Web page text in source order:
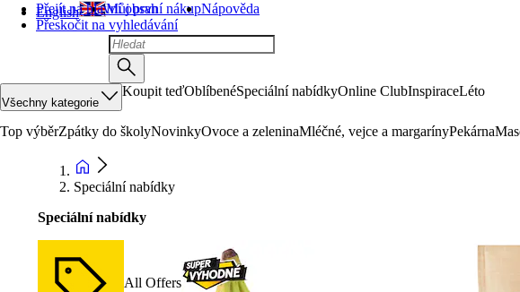
Přejít na hlavní obsah
Přeskočit na vyhledávání
English Můj první nákupNápověda
Všechny kategorie
Koupit teďOblíbenéSpeciální nabídkyOnline ClubInspiraceLéto
Top výběrZpátky do školyNovinkyOvoce a zeleninaMléčné, vejce a margarínyPekárna
Speciální nabídky
Speciální nabídky
All Offers